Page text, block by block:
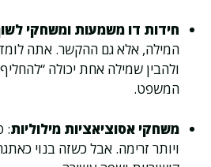
חידות דו משמעות ומשחקי
המילה, אלא גם ההקשר. אתה לומד
ולהבין שמילה אחת יכולה
המשפט.
משחקי אסוציאציות מילוליות:
ויותר זרימה. אבל כשזה בנוי